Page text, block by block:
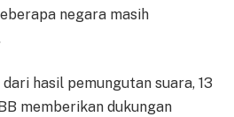
negara masih
hasil pemungutan suara, 13
memberikan dukungan